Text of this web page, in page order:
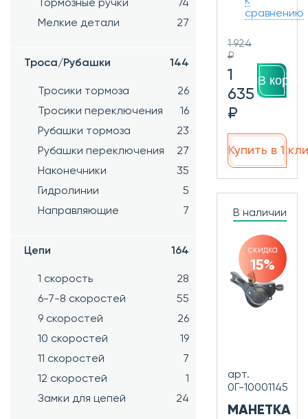
Тормозные ручки
74
Мелкие детали
27
Троса/Рубашки 144
Тросики тормоза
26
Тросики переключения
16
Рубашки тормоза
23
Рубашки переключения
27
Наконечники
35
Гидролинии
5
Направляющие
7
Цепи 164
1 скорость
28
6-7-8 скоростей
55
9 скоростей
26
10 скоростей
19
11 скоростей
7
12 скоростей
1
Замки для цепей
24
сравнению
1 924
₽
1
635
₽
В
Купить в 1
В наличии
скидка
15%
арт.
0Г-10001145
МАНЕТКА